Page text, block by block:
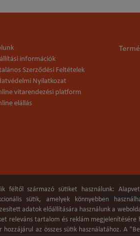
információk
Szerződési Feltételek
Nyilatkozat
vitarendezési platform
elállás
féltől származó sütiket használunk:
sütik, amelyek könnyebben
adatok előállítására használunk a
releváns tartalom és reklám megjelenítésére
az összes sütik használatához. A